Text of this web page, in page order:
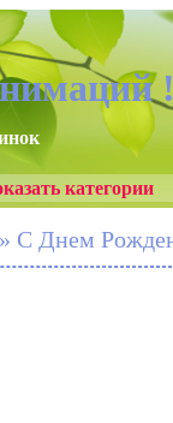
категории
С Днем